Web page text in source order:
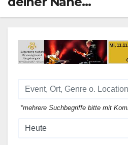
*mehrere Suchbegriffe bitte mit